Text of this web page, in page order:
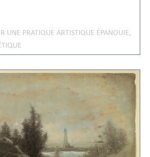
UNE PRATIQUE ARTISTIQUE ÉPANOUIE,